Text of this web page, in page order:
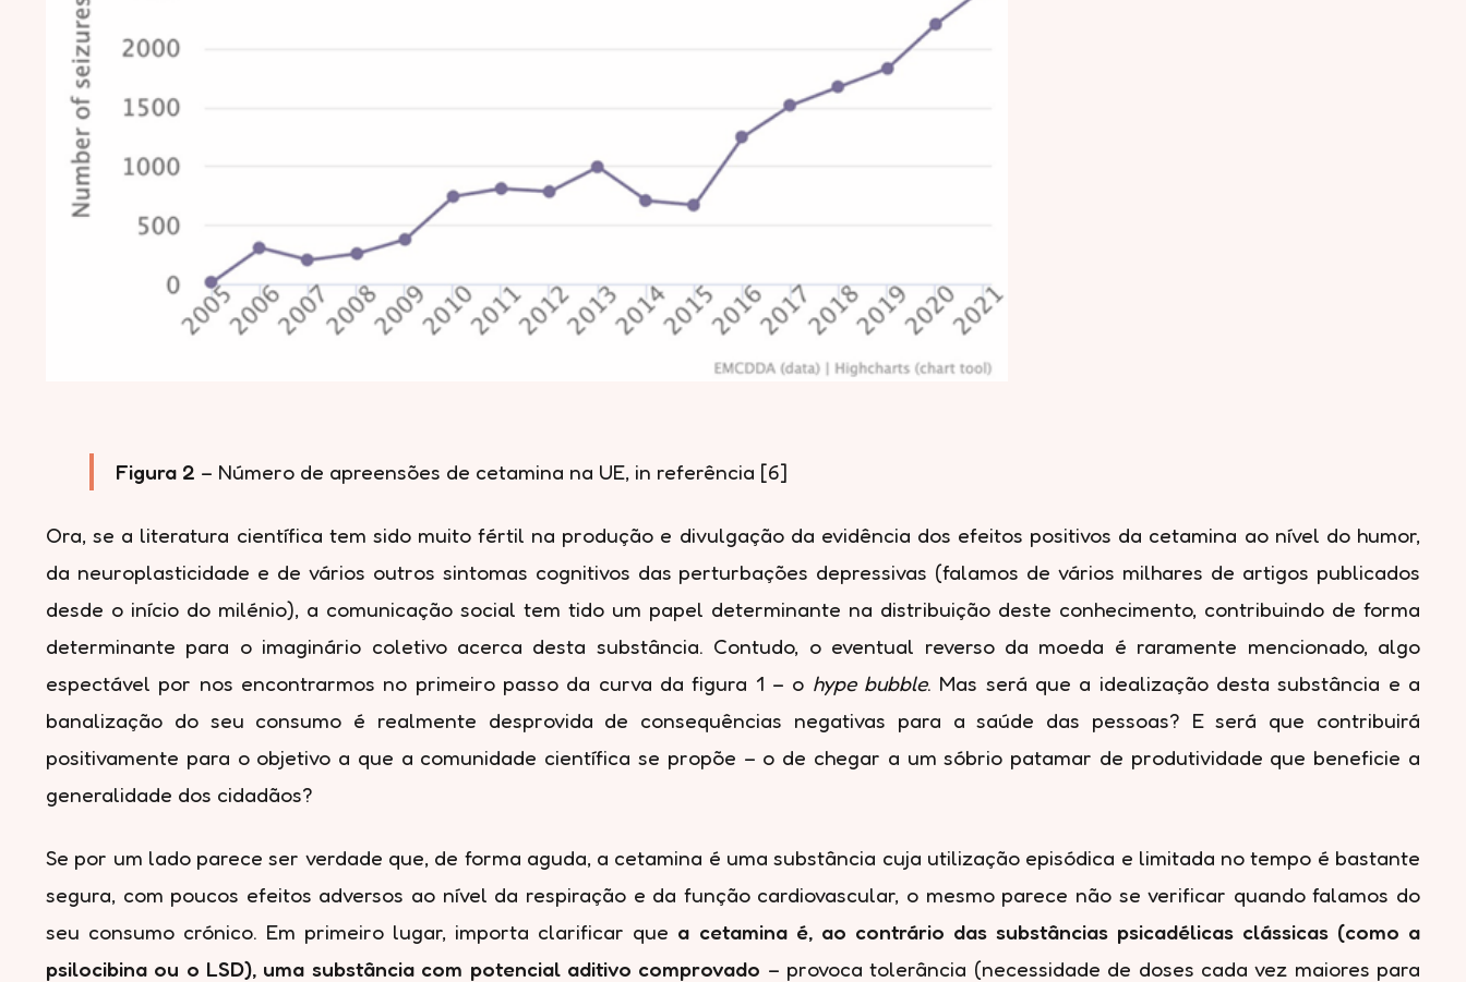
Figura 2 – Número de apreensões de cetamina na UE, in referência [6]
Ora, se a literatura científica tem sido muito fértil na produção e divulgação da evidência dos efeitos positivos da cetamina ao nível do humor,
da neuroplasticidade e de vários outros sintomas cognitivos das perturbações depressivas (falamos de vários milhares de artigos publicados
desde o início do milénio), a comunicação social tem tido um papel determinante na distribuição deste conhecimento, contribuindo de forma
determinante para o imaginário coletivo acerca desta substância. Contudo, o eventual reverso da moeda é raramente mencionado, algo
espectável por nos encontrarmos no primeiro passo da curva da figura 1 – o hype bubble. Mas será que a idealização desta substância e a
banalização do seu consumo é realmente desprovida de consequências negativas para a saúde das pessoas? E será que contribuirá
positivamente para o objetivo a que a comunidade científica se propõe – o de chegar a um sóbrio patamar de produtividade que beneficie a
generalidade dos cidadãos?
Se por um lado parece ser verdade que, de forma aguda, a cetamina é uma substância cuja utilização episódica e limitada no tempo é bastante
segura, com poucos efeitos adversos ao nível da respiração e da função cardiovascular, o mesmo parece não se verificar quando falamos do
seu consumo crónico. Em primeiro lugar, importa clarificar que a cetamina é, ao contrário das substâncias psicadélicas clássicas (como a
psilocibina ou o LSD), uma substância com potencial aditivo comprovado – provoca tolerância (necessidade de doses cada vez maiores para